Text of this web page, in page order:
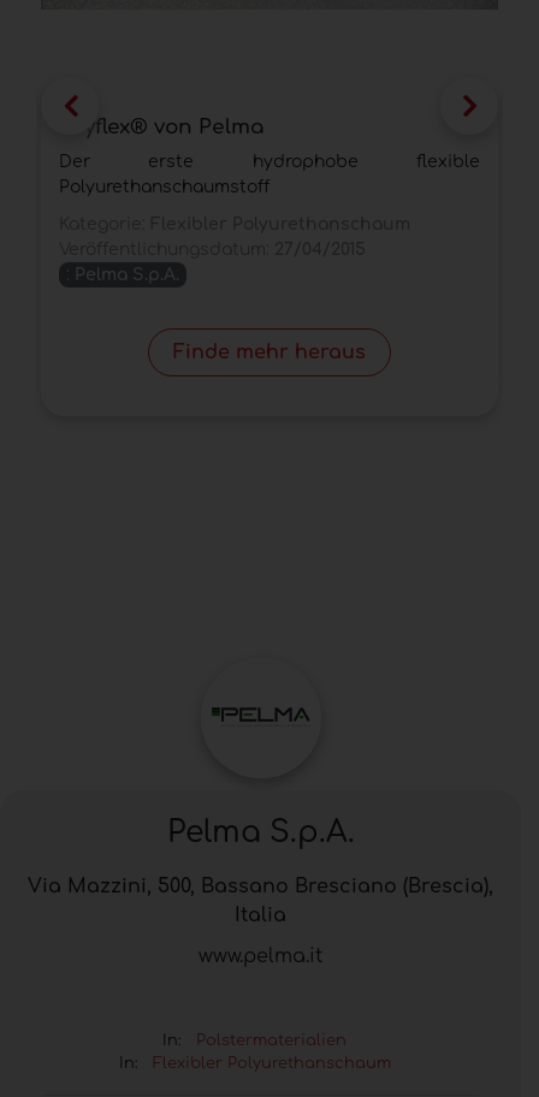
Dryflex® von Pelma
Der erste hydrophobe flexible
Polyurethanschaumstoff
: Pelma S.p.A.
Finde mehr heraus
Pelma S.p.A.
Via Mazzini, 500, Bassano Bresciano (Brescia),
Italia
www.pelma.it
In:
Polstermaterialien
In:
Flexibler Polyurethanschaum